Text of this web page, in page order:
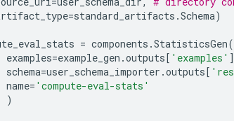
=standard_artifacts .Schema)
= components .StatisticsGen(
examples=example_gen .outputs[ 'examples'
schema=user_schema_importer .outputs[
name= 'compute-eval-stats'
)